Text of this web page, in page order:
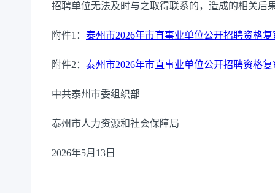
招聘单位无法及时与之取得联系的，造成的相关后
附件1： 泰州市2026年市直事业单位公开招聘资格
附件2： 泰州市2026年市直事业单位公开招聘资格
中共泰州市委组织部
泰州市人力资源和社会保障局
2026年5月13日